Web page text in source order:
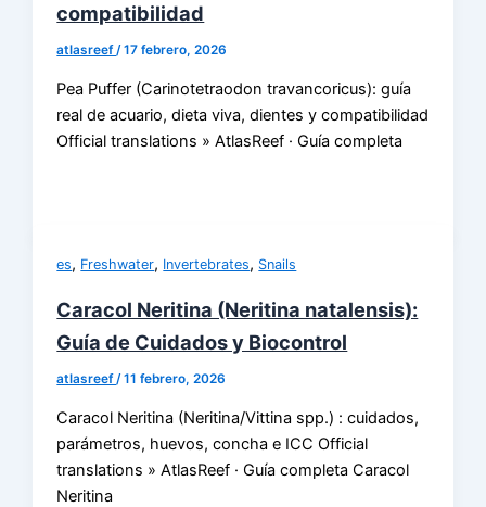
compatibilidad
atlasreef/17 febrero, 2026
Pea Puffer (Carinotetraodon travancoricus): guía
real de acuario, dieta viva, dientes y compatibilidad
Official translations » AtlasReef · Guía completa
es, Freshwater, Invertebrates, Snails
Caracol Neritina (Neritina natalensis):
Guía de Cuidados y Biocontrol
atlasreef/11 febrero, 2026
Caracol Neritina (Neritina/Vittina spp.) : cuidados,
parámetros, huevos, concha e ICC Official
translations » AtlasReef · Guía completa Caracol
Neritina